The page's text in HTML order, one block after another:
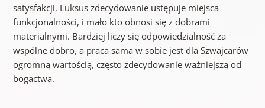
satysfakcji. Luksus zdecydowanie ustępuje miejsca
funkcjonalności, i mało kto obnosi się z dobrami
materialnymi. Bardziej liczy się odpowiedzialność za
wspólne dobro, a praca sama w sobie jest dla Szwajcarów
ogromną wartością, często zdecydowanie ważniejszą od
bogactwa.